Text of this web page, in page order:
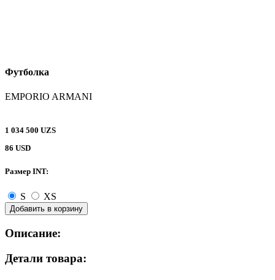
Футболка
EMPORIO ARMANI
1 034 500 UZS
86 USD
Размер INT:
S XS
Добавить в корзину
Описание:
Детали товара: